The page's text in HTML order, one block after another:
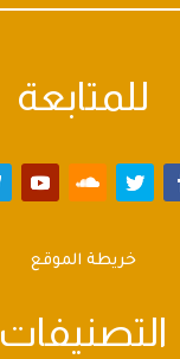
للمتابعة
خريطة الموقع
التصنيفات